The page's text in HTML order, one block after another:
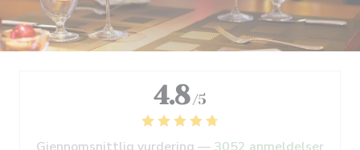
4.8 /5